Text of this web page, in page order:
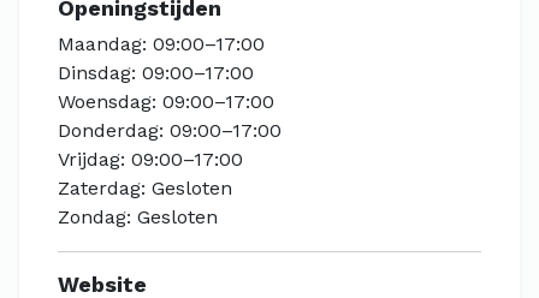
Openingstijden
Maandag: 09:00–17:00
Dinsdag: 09:00–17:00
Woensdag: 09:00–17:00
Donderdag: 09:00–17:00
Vrijdag: 09:00–17:00
Zaterdag: Gesloten
Zondag: Gesloten
Website